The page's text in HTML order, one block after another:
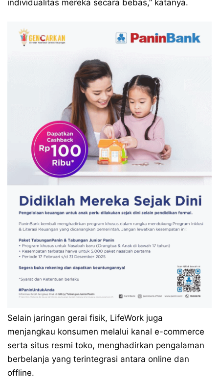
individualitas mereka secara bebas,” katanya.
Selain jaringan gerai fisik, LifeWork juga
menjangkau konsumen melalui kanal e-commerce
serta situs resmi toko, menghadirkan pengalaman
berbelanja yang terintegrasi antara online dan
offline.